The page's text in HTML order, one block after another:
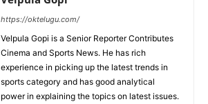
https://oktelugu.com/
Velpula Gopi is a Senior Reporter Contributes
Cinema and Sports News. He has rich
experience in picking up the latest trends in
sports category and has good analytical
power in explaining the topics on latest issues.